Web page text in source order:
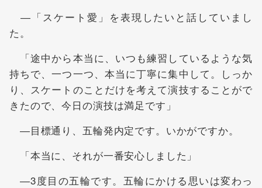
―「スケート愛」を表現したいと話していまし
た。
「途中から本当に、いつも練習しているような気
持ちで、一つ一つ、本当に丁寧に集中して。しっか
り、スケートのことだけを考えて演技することがで
きたので、今日の演技は満足です」
―目標通り、五輪発内定です。いかがですか。
「本当に、それが一番安心しました」
―3度目の五輪です。五輪にかける思いは変わっ